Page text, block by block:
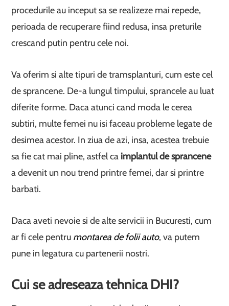
procedurile au inceput sa se realizeze mai repede,
perioada de recuperare fiind redusa, insa preturile
crescand putin pentru cele noi.
Va oferim si alte tipuri de tramsplanturi, cum este cel
de sprancene. De-a lungul timpului, sprancele au luat
diferite forme. Daca atunci cand moda le cerea
subtiri, multe femei nu isi faceau probleme legate de
desimea acestor. In ziua de azi, insa, acestea trebuie
sa fie cat mai pline, astfel ca implantul de sprancene
a devenit un nou trend printre femei, dar si printre
barbati.
Daca aveti nevoie si de alte servicii in Bucuresti, cum
ar fi cele pentru montarea de folii auto, va putem
pune in legatura cu partenerii nostri.
Cui se adreseaza tehnica DHI?